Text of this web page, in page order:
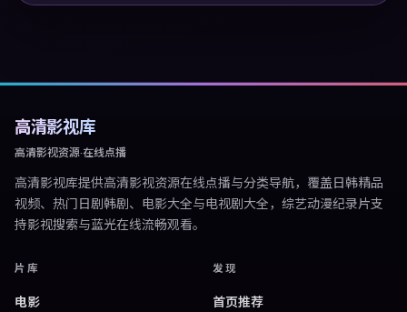
高清影视库
高清影视资源·在线点播
高清影视库提供高清影视资源在线点播与分类导航，覆盖日韩精品
视频、热门日剧韩剧、电影大全与电视剧大全，综艺动漫纪录片支
持影视搜索与蓝光在线流畅观看。
片库
电影
发现
首页推荐